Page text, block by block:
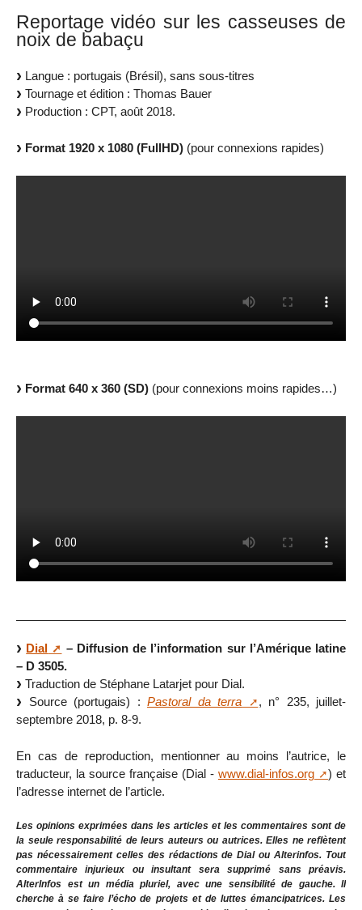
Reportage vidéo sur les casseuses de
noix de babaçu
Langue : portugais (Brésil), sans sous-titres
Tournage et édition : Thomas Bauer
Production : CPT, août 2018.
Format 1920 x 1080 (FullHD) (pour connexions rapides)
Format 640 x 360 (SD) (pour connexions moins rapides…)
Dial
– Diffusion de l’information sur l’Amérique latine
– D 3505.
Traduction de Stéphane Latarjet pour Dial.
Source (portugais) : Pastoral da terra
, n° 235, juillet-
septembre 2018, p. 8-9.
En cas de reproduction, mentionner au moins l’autrice, le
traducteur, la source française (Dial - www.dial-infos.org
) et
l’adresse internet de l’article.
Les opinions exprimées dans les articles et les commentaires sont de
la seule responsabilité de leurs auteurs ou autrices. Elles ne reflètent
pas nécessairement celles des rédactions de Dial ou Alterinfos. Tout
commentaire injurieux ou insultant sera supprimé sans préavis.
AlterInfos est un média pluriel, avec une sensibilité de gauche. Il
cherche à se faire l’écho de projets et de luttes émancipatrices. Les